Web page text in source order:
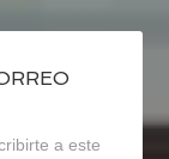
a este